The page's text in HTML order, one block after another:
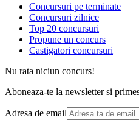
Concursuri pe terminate
Concursuri zilnice
Top 20 concursuri
Propune un concurs
Castigatori concursuri
Nu rata niciun concurs!
Aboneaza-te la newsletter si
Adresa de email